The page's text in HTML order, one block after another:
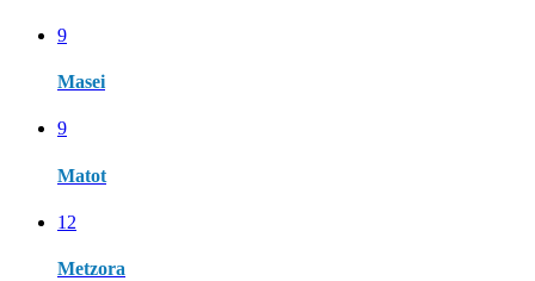
9
Masei
9
Matot
12
Metzora